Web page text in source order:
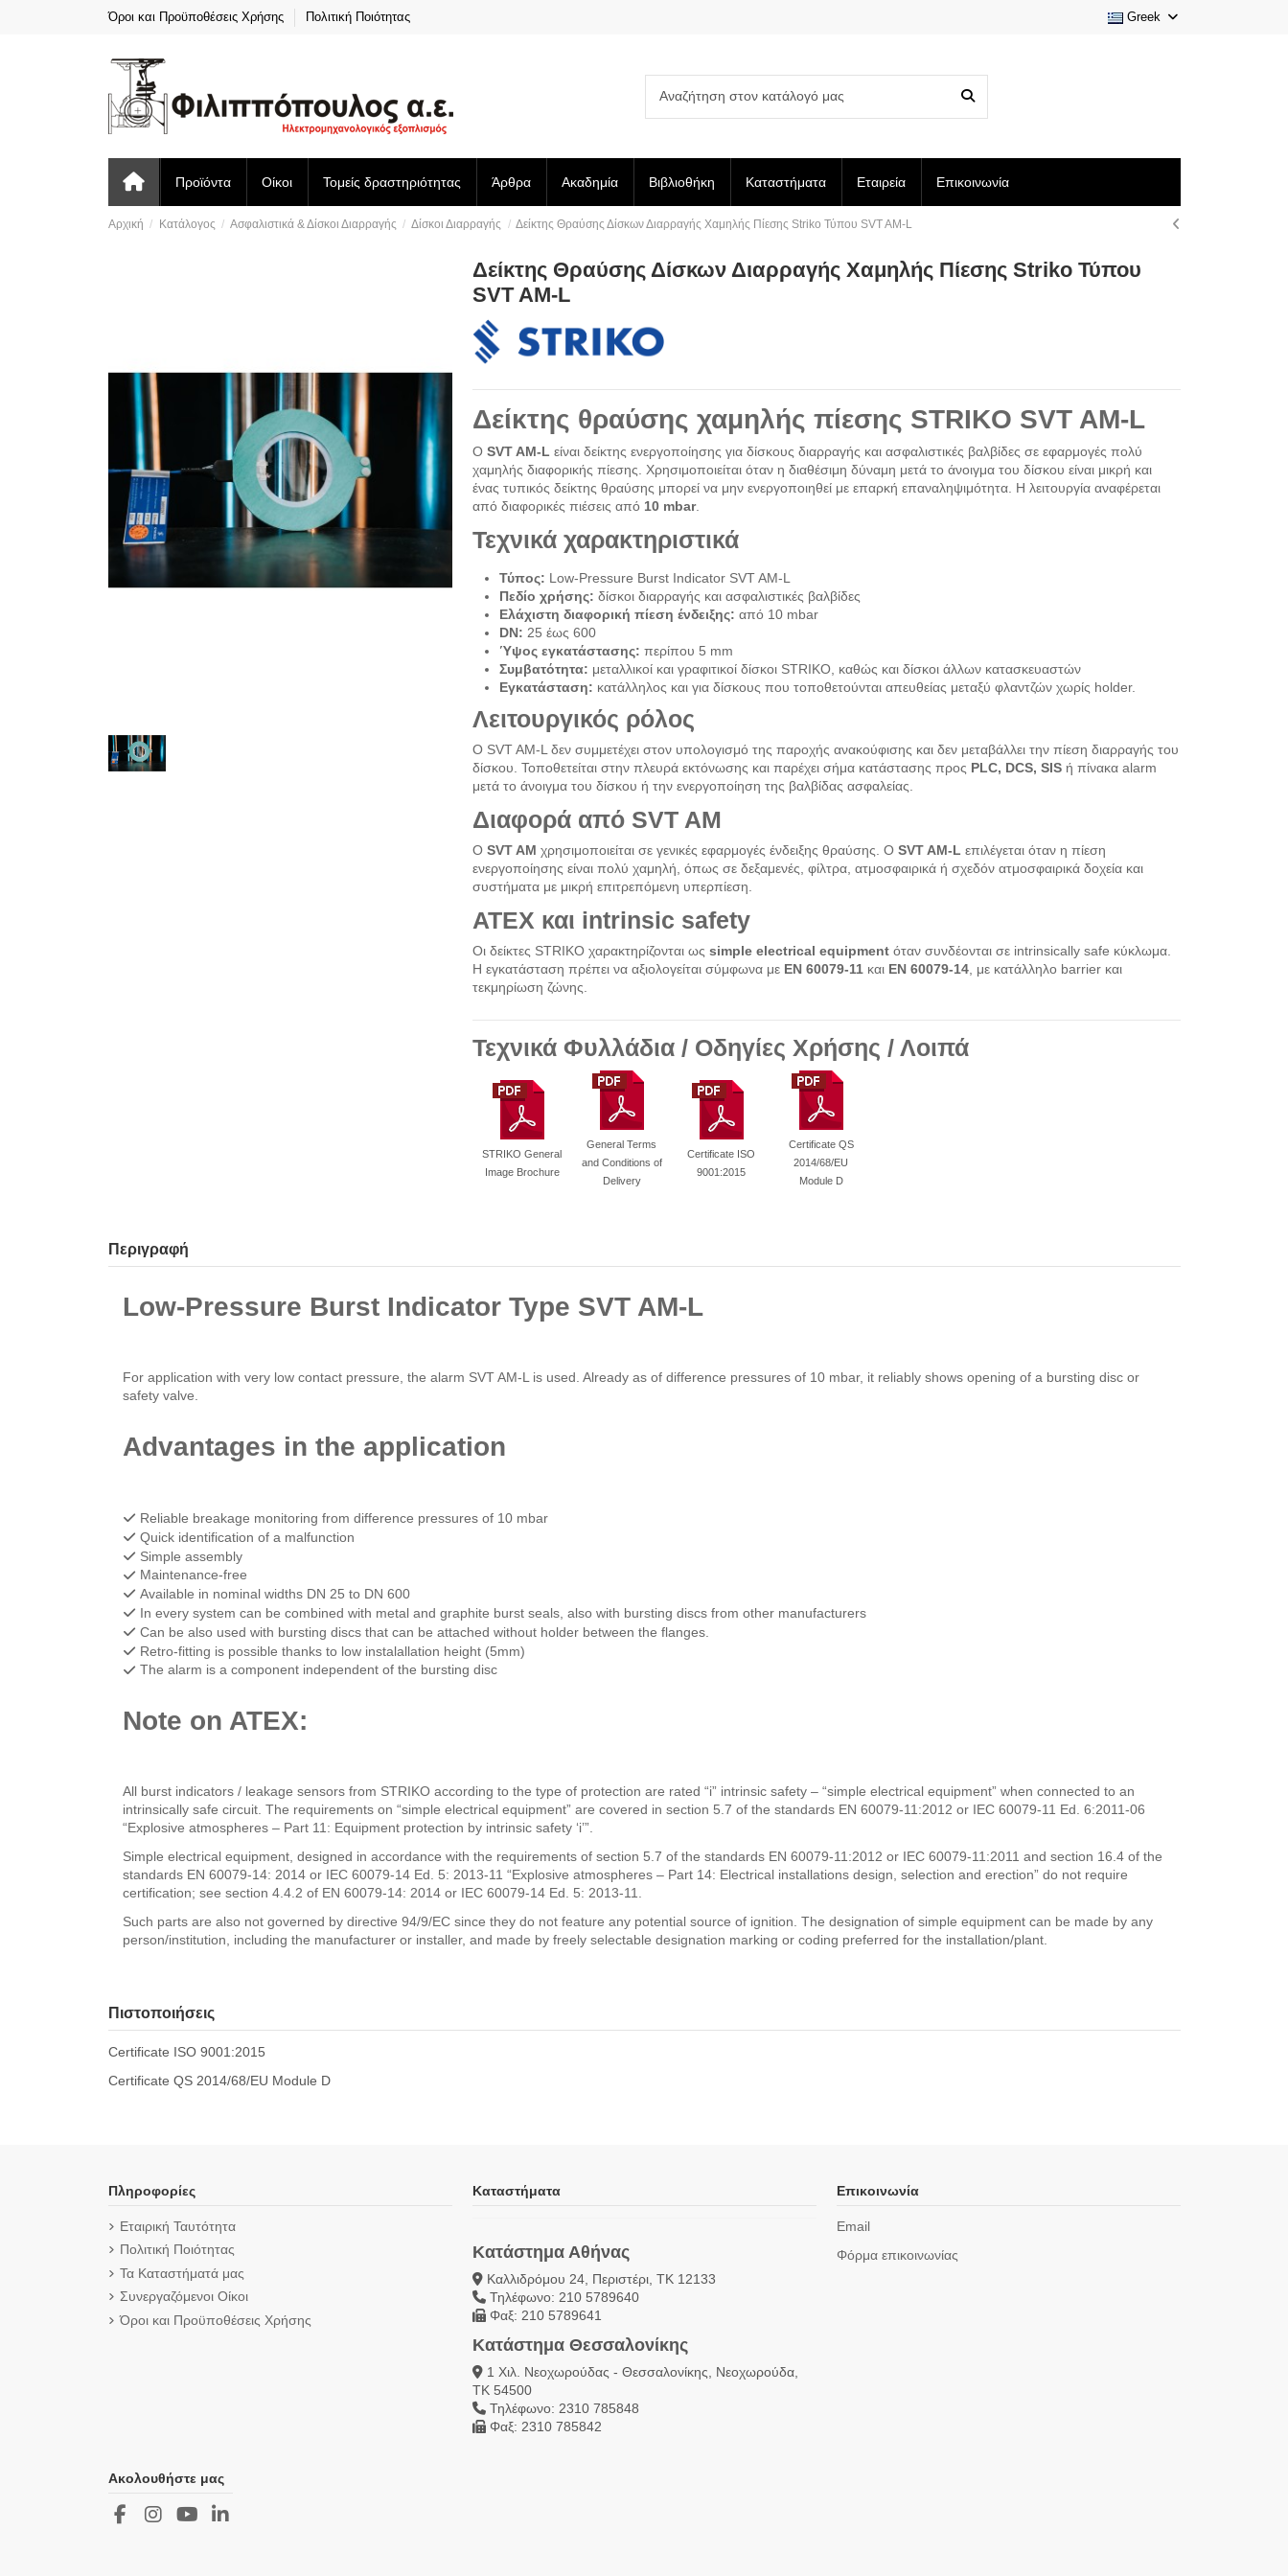
Όροι και Προϋποθέσεις Χρήσης Πολιτική Ποιότητας Greek
Προϊόντα Οίκοι Τομείς δραστηριότητας Άρθρα Ακαδημία Βιβλιοθήκη Καταστήματα Εταιρεία Επικοινωνία
Αρχική Κατάλογος Ασφαλιστικά & Δίσκοι Διαρραγής Δίσκοι Διαρραγής Δείκτης Θραύσης Δίσκων Διαρραγής Χαμηλής Πίεσης Striko Τύπου SVT AM-L
Δείκτης Θραύσης Δίσκων Διαρραγής Χαμηλής Πίεσης Striko Τύπου
SVT AM-L
Δείκτης θραύσης χαμηλής πίεσης STRIKO SVT AM-L
Ο SVT AM-L είναι δείκτης ενεργοποίησης για δίσκους διαρραγής και ασφαλιστικές βαλβίδες σε εφαρμογές πολύ
χαμηλής διαφορικής πίεσης. Χρησιμοποιείται όταν η διαθέσιμη δύναμη μετά το άνοιγμα του δίσκου είναι μικρή και
ένας τυπικός δείκτης θραύσης μπορεί να μην ενεργοποιηθεί με επαρκή επαναληψιμότητα. Η λειτουργία αναφέρεται
από διαφορικές πιέσεις από 10 mbar.
Τεχνικά χαρακτηριστικά
Τύπος: Low-Pressure Burst Indicator SVT AM-L
Πεδίο χρήσης: δίσκοι διαρραγής και ασφαλιστικές βαλβίδες
Ελάχιστη διαφορική πίεση ένδειξης: από 10 mbar
DN: 25 έως 600
Ύψος εγκατάστασης: περίπου 5 mm
Συμβατότητα: μεταλλικοί και γραφιτικοί δίσκοι STRIKO, καθώς και δίσκοι άλλων κατασκευαστών
Εγκατάσταση: κατάλληλος και για δίσκους που τοποθετούνται απευθείας μεταξύ φλαντζών χωρίς holder.
Λειτουργικός ρόλος
Ο SVT AM-L δεν συμμετέχει στον υπολογισμό της παροχής ανακούφισης και δεν μεταβάλλει την πίεση διαρραγής του
δίσκου. Τοποθετείται στην πλευρά εκτόνωσης και παρέχει σήμα κατάστασης προς PLC, DCS, SISή πίνακα alarm
μετά το άνοιγμα του δίσκου ή την ενεργοποίηση της βαλβίδας ασφαλείας.
Διαφορά από SVT AM
Ο SVT AM χρησιμοποιείται σε γενικές εφαρμογές ένδειξης θραύσης. Ο SVT AM-L επιλέγεται όταν η πίεση
ενεργοποίησης είναι πολύ χαμηλή, όπως σε δεξαμενές, φίλτρα, ατμοσφαιρικά ή σχεδόν ατμοσφαιρικά δοχεία και
συστήματα με μικρή επιτρεπόμενη υπερπίεση.
ATEX και intrinsic safety
Οι δείκτες STRIKO χαρακτηρίζονται ως simple electrical equipmentόταν συνδέονται σε intrinsically safe κύκλωμα.
Η εγκατάσταση πρέπει να αξιολογείται σύμφωνα με EN 60079-11και EN 60079-14, με κατάλληλο barrier και
τεκμηρίωση ζώνης.
Τεχνικά Φυλλάδια / Οδηγίες Χρήσης / Λοιπά
STRIKO General
Image Brochure
General Terms
and Conditions of
Delivery
Certificate ISO
9001:2015
Certificate QS
2014/68/EU
Module D
Περιγραφή
Low-Pressure Burst Indicator Type SVT AM-L
For application with very low contact pressure, the alarm SVT AM-L is used. Already as of difference pressures of 10 mbar, it reliably shows opening of a bursting disc or
safety valve.
Advantages in the application
Reliable breakage monitoring from difference pressures of 10 mbar
Quick identification of a malfunction
Simple assembly
Maintenance-free
Available in nominal widths DN 25 to DN 600
In every system can be combined with metal and graphite burst seals, also with bursting discs from other manufacturers
Can be also used with bursting discs that can be attached without holder between the flanges.
Retro-fitting is possible thanks to low instalallation height (5mm)
The alarm is a component independent of the bursting disc
Note on ATEX:
All burst indicators / leakage sensors from STRIKO according to the type of protection are rated “i” intrinsic safety – “simple electrical equipment” when connected to an
intrinsically safe circuit. The requirements on “simple electrical equipment” are covered in section 5.7 of the standards EN 60079-11:2012 or IEC 60079-11 Ed. 6:2011-06
“Explosive atmospheres – Part 11: Equipment protection by intrinsic safety ‘i’”.
Simple electrical equipment, designed in accordance with the requirements of section 5.7 of the standards EN 60079-11:2012 or IEC 60079-11:2011 and section 16.4 of the
standards EN 60079-14: 2014 or IEC 60079-14 Ed. 5: 2013-11 “Explosive atmospheres – Part 14: Electrical installations design, selection and erection” do not require
certification; see section 4.4.2 of EN 60079-14: 2014 or IEC 60079-14 Ed. 5: 2013-11.
Such parts are also not governed by directive 94/9/EC since they do not feature any potential source of ignition. The designation of simple equipment can be made by any
person/institution, including the manufacturer or installer, and made by freely selectable designation marking or coding preferred for the installation/plant.
Πιστοποιήσεις
Certificate ISO 9001:2015
Certificate QS 2014/68/EU Module D
Πληροφορίες
Εταιρική Ταυτότητα
Πολιτική Ποιότητας
Τα Καταστήματά μας
Συνεργαζόμενοι Οίκοι
Όροι και Προϋποθέσεις Χρήσης
Καταστήματα
Κατάστημα Αθήνας
Καλλιδρόμου 24, Περιστέρι, ΤΚ 12133
Τηλέφωνο: 210 5789640
Φαξ: 210 5789641
Κατάστημα Θεσσαλονίκης
1 Χιλ. Νεοχωρούδας - Θεσσαλονίκης, Νεοχωρούδα,
ΤΚ 54500
Τηλέφωνο: 2310 785848
Φαξ: 2310 785842
Επικοινωνία
Email
Φόρμα επικοινωνίας
Ακολουθήστε μας